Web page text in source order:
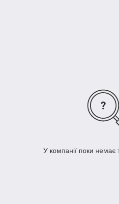
Електричні пилососи володіють
функціональних характеристик, і
призначення. Наприклад, ті
сухого прибирання, не дуже
контактах з водою. Тому
відповідності з основним
У компанії поки немає